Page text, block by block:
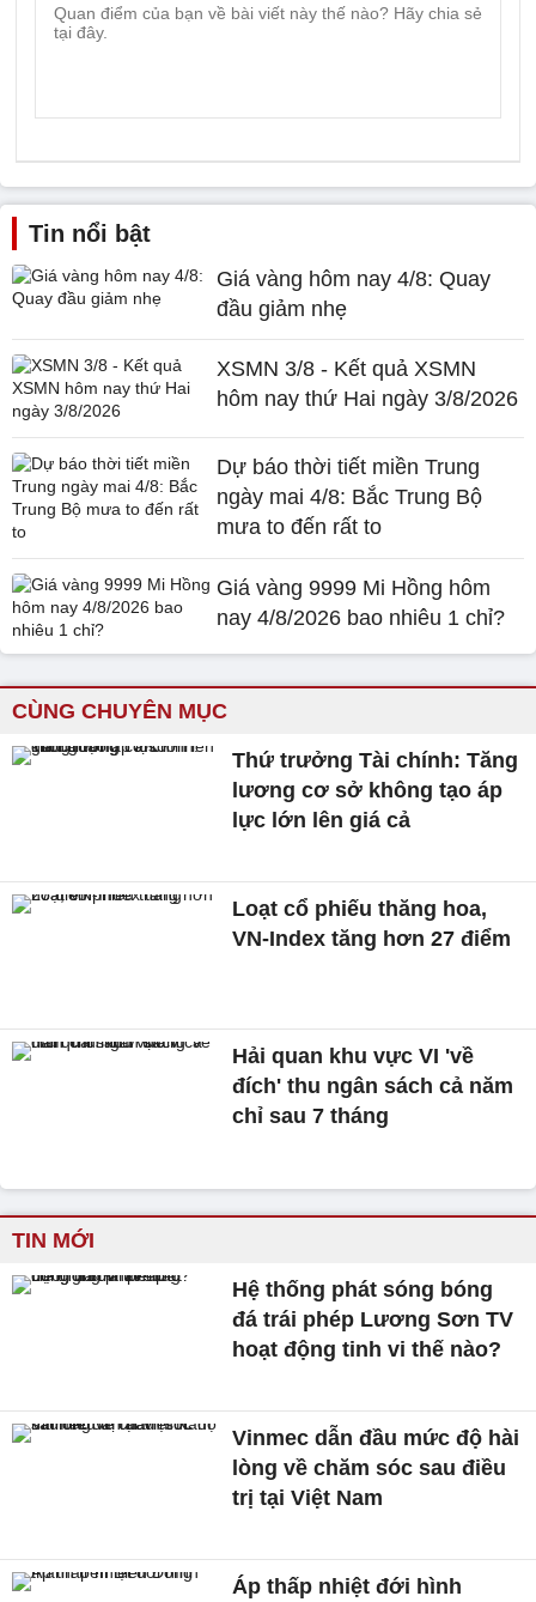
Tin nổi bật
Giá vàng hôm nay 4/8: Quay
đầu giảm nhẹ
XSMN 3/8 - Kết quả XSMN
hôm nay thứ Hai ngày 3/8/2026
Dự báo thời tiết miền Trung
ngày mai 4/8: Bắc Trung Bộ
mưa to đến rất to
Giá vàng 9999 Mi Hồng hôm
nay 4/8/2026 bao nhiêu 1 chỉ?
CÙNG CHUYÊN MỤC
Thứ trưởng Tài chính: Tăng
lương cơ sở không tạo áp
lực lớn lên giá cả
Loạt cổ phiếu thăng hoa,
VN-Index tăng hơn 27 điểm
Hải quan khu vực VI 'về
đích' thu ngân sách cả năm
chỉ sau 7 tháng
TIN MỚI
Hệ thống phát sóng bóng
đá trái phép Lương Sơn TV
hoạt động tinh vi thế nào?
Vinmec dẫn đầu mức độ hài
lòng về chăm sóc sau điều
trị tại Việt Nam
Áp thấp nhiệt đới hình